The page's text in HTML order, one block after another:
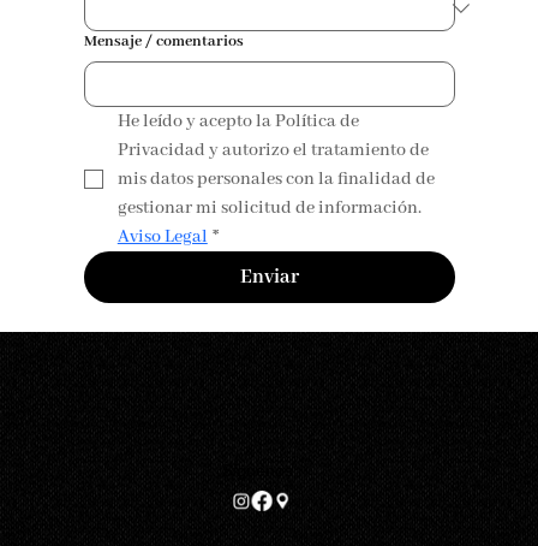
Mensaje / comentarios
He leído y acepto la Política de
Privacidad y autorizo el tratamiento de
mis datos personales con la finalidad de
gestionar mi solicitud de información.
Aviso Legal *
Enviar
Síguenos